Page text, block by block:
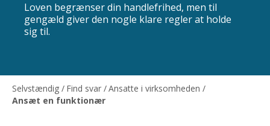
Loven begrænser din handlefrihed, men til
gengæld giver den nogle klare regler at holde
sig til.
Selvstændig / Find svar /Ansatte i virksomheden /
Ansæt en funktionær